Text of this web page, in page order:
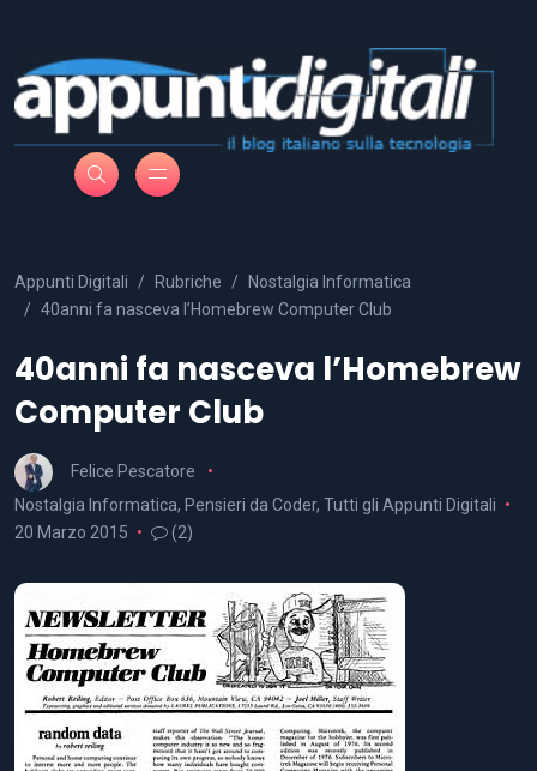
Appunti Digitali Rubriche
Nostalgia Informatica
40anni fa nasceva l’Homebrew Computer Club
40anni fa nasceva l’Homebrew
Computer Club
Felice Pescatore
Nostalgia Informatica, Pensieri da Coder, Tutti gli Appunti Digitali
20 Marzo 2015
(2)